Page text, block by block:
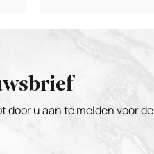
door u aan te melden voor de